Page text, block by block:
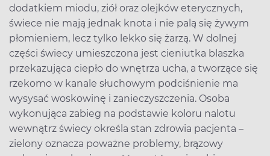
dodatkiem miodu, ziół oraz olejków eterycznych,
świece nie mają jednak knota i nie palą się żywym
płomieniem, lecz tylko lekko się żarzą. W dolnej
części świecy umieszczona jest cieniutka blaszka
przekazująca ciepło do wnętrza ucha, a tworzące się
rzekomo w kanale słuchowym podciśnienie ma
wysysać woskowinę i zanieczyszczenia. Osoba
wykonująca zabieg na podstawie koloru nalotu
wewnątrz świecy określa stan zdrowia pacjenta –
zielony oznacza poważne problemy, brązowy